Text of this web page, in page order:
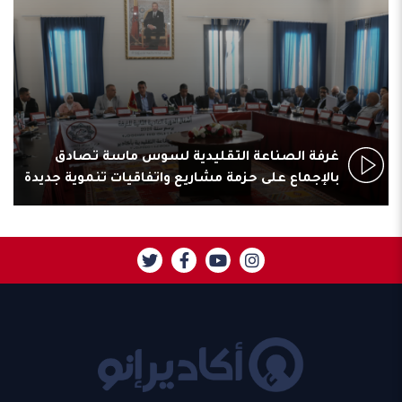
غرفة الصناعة التقليدية لسوس ماسة تصادق
بالإجماع على حزمة مشاريع واتفاقيات تنموية جديدة